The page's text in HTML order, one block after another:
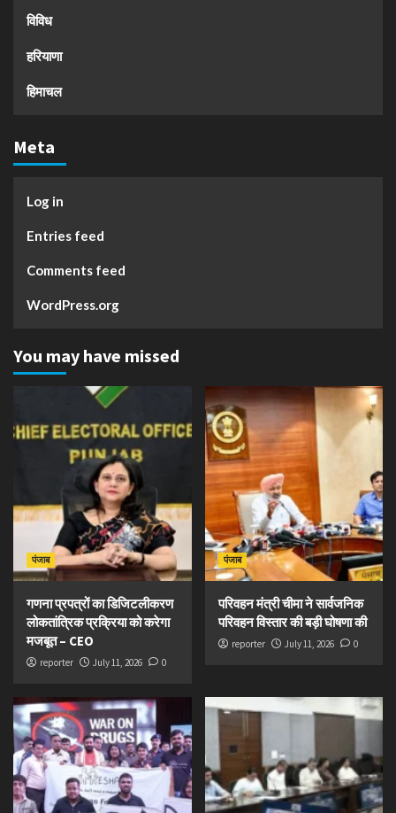
विविध
हरियाणा
हिमाचल
Meta
Log in
Entries feed
Comments feed
WordPress.org
You may have missed
पंजाब
गणना प्रपत्रों का डिजिटलीकरण
लोकतांत्रिक प्रक्रिया को करेगा
मजबूत – CEO
reporter July 11, 2026 0
पंजाब
परिवहन मंत्री चीमा ने सार्वजनिक
परिवहन विस्तार की बड़ी घोषणा की
reporter July 11, 2026 0